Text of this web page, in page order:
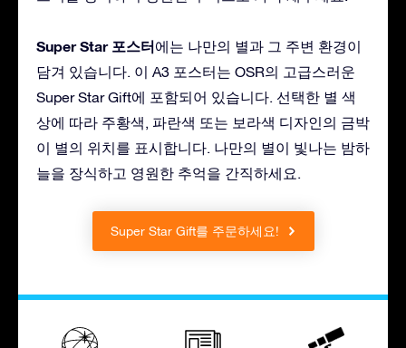
Super Star 포스터에는 나만의 별과 그 주변 환경이
담겨 있습니다. 이 A3 포스터는 OSR의 고급스러운
Super Star Gift에 포함되어 있습니다. 선택한 별 색
상에 따라 주황색, 파란색 또는 보라색 디자인의 금박
이 별의 위치를 표시합니다. 나만의 별이 빛나는 밤하
늘을 장식하고 영원한 추억을 간직하세요.
Super Star Gift를 주문하세요!